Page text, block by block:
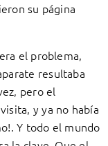
su página
el problema,
resultaba
pero el
y ya no había
Y todo el mundo